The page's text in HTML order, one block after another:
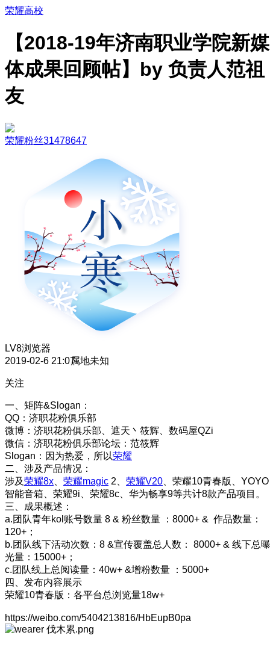
荣耀高校
【2018-19年济南职业学院新媒
体成果回顾帖】by 负责人范祖
友
荣耀粉丝31478647
LV8浏览器
2019-02-6 21:07属地未知
关注
一、矩阵&Slogan：
QQ：济职花粉俱乐部
微博：济职花粉俱乐部、遮天丶筱辉、数码屋QZi
微信：济职花粉俱乐部论坛：范筱辉
Slogan：因为热爱，所以荣耀
二、涉及产品情况：
涉及荣耀8x 荣耀magic 2、 荣耀V20 、荣耀10青春版、YOYO
智能音箱、荣耀9i、荣耀8c、华为畅享9等共计8款产品项目。
三、成果概述：
a.团队青年kol账号数量 8 & 粉丝数量 ：8000+ & 作品数量：
120+；
b.团队线下活动次数：8 &宣传覆盖总人数： 8000+ & 线下总曝
光量：15000+；
c.团队线上总阅读量：40w+ &增粉数量 ：5000+
四、发布内容展示
荣耀10青春版：各平台总浏览量18w+
https://weibo.com/5404213816/HbEupB0pa